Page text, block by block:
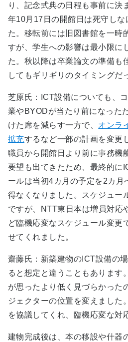
り、記念式典の日程も事前に決
年10月17日の開館日は死守しな
た。移転前には旧図書館を一時
すが、学生への影響は最小限に
た。秋以降は卒業論文の準備も
してもギリギリのタイミングだ
芝原氏：ICT設備についても、
業やBYODが当たり前になった
けた席を減らす一方で、 オンラ
拡充するなど一部の計画を変更
職員から開館日より前に事務機
要望も出てきたため、最終的に
ールは当初4カ月の予定を2カ月
得なくなりました。スケジュー
ですが、NTT東日本は増員対応
ど臨機応変なスケジュール変更
せてくれました。
齋藤氏：新築建物のICT設備の
ると想定と違うこともあります
が思ったより低く見づらかった
ジェクターの位置を変えました
を協議してくれ、臨機応変な対
建物完成後は、本の移設や什器